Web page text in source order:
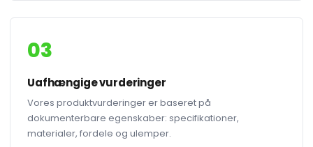
03
Uafhængige vurderinger
Vores produktvurderinger er baseret på
dokumenterbare egenskaber: specifikationer,
materialer, fordele og ulemper.